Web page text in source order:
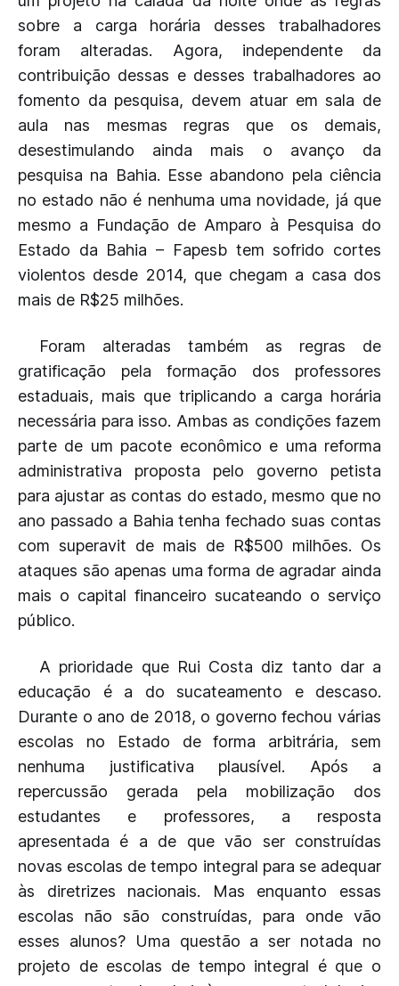
sobre a carga horária desses trabalhadores
foram alteradas. Agora, independente da
contribuição dessas e desses trabalhadores ao
fomento da pesquisa, devem atuar em sala de
aula nas mesmas regras que os demais,
desestimulando ainda mais o avanço da
pesquisa na Bahia. Esse abandono pela ciência
no estado não é nenhuma uma novidade, já que
mesmo a Fundação de Amparo à Pesquisa do
Estado da Bahia – Fapesb tem sofrido cortes
violentos desde 2014, que chegam a casa dos
mais de R$25 milhões.
Foram alteradas também as regras de
gratificação pela formação dos professores
estaduais, mais que triplicando a carga horária
necessária para isso. Ambas as condições fazem
parte de um pacote econômico e uma reforma
administrativa proposta pelo governo petista
para ajustar as contas do estado, mesmo que no
ano passado a Bahia tenha fechado suas contas
com superavit de mais de R$500 milhões. Os
ataques são apenas uma forma de agradar ainda
mais o capital financeiro sucateando o serviço
público.
A prioridade que Rui Costa diz tanto dar a
educação é a do sucateamento e descaso.
Durante o ano de 2018, o governo fechou várias
escolas no Estado de forma arbitrária, sem
nenhuma justificativa plausível. Após a
repercussão gerada pela mobilização dos
estudantes e professores, a resposta
apresentada é a de que vão ser construídas
novas escolas de tempo integral para se adequar
às diretrizes nacionais. Mas enquanto essas
escolas não são construídas, para onde vão
esses alunos? Uma questão a ser notada no
projeto de escolas de tempo integral é que o